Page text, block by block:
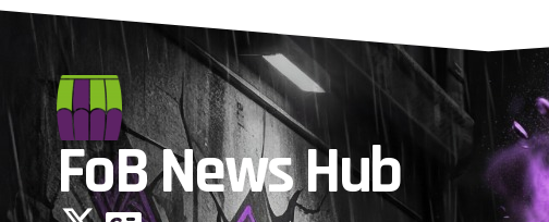
FoB News Hub